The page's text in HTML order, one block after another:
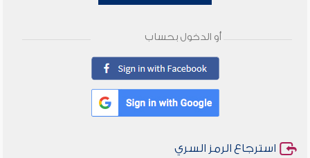
أو الدخول بحساب
استرجاع الرمز السري